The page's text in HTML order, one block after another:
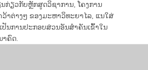
ກ່ຽວກັບຫຼັກສູດວິຊາການ, ໂຄງການ
າຕ່າງໆ ຂອງມະຫາວິທະຍາໄລ, ແນໃສ່
ປັນການປະກອບສ່ວນອັນສຳຄັນເຂົ້າໃນ
ຄົດ.